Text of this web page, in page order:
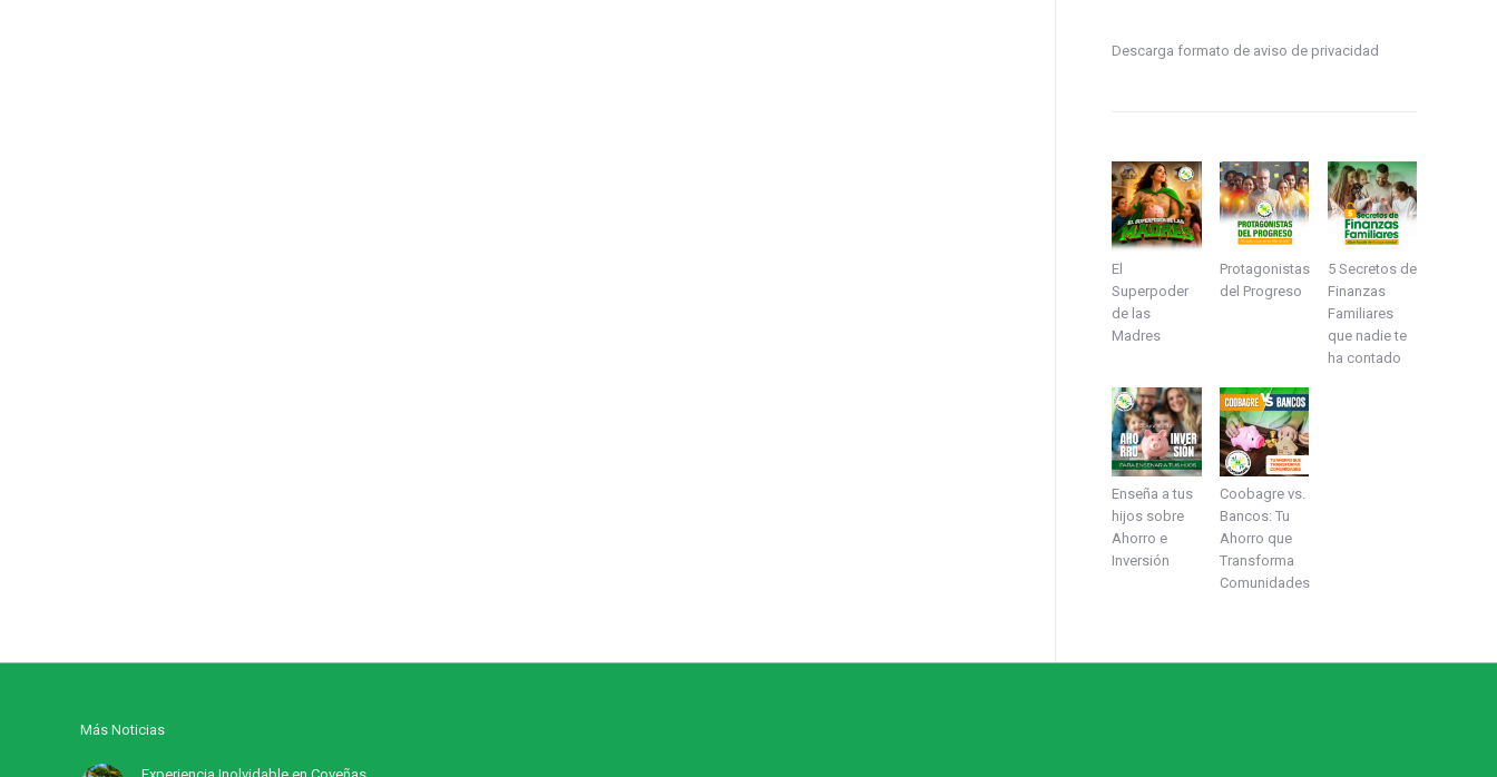
Descarga formato de aviso de privacidad
El
Superpoder
de las
Madres
Protagonistas
del Progreso
5 Secretos de
Finanzas
Familiares
que nadie te
ha contado
Enseña a tus
hijos sobre
Ahorro e
Inversión
Coobagre vs.
Bancos: Tu
Ahorro que
Transforma
Comunidades
Más Noticias
Experiencia Inolvidable en Coveñas